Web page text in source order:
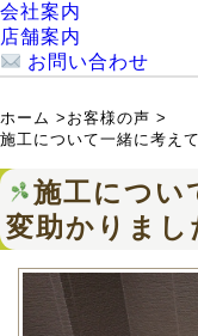
会社案内
店舗案内
お問い合わせ
ホーム > お客様の声 >
施工について一緒に考え
施工につい
変助かりま